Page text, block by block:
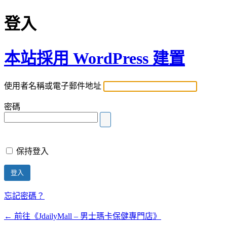
登入
本站採用 WordPress 建置
使用者名稱或電子郵件地址
密碼
保持登入
忘記密碼？
← 前往《JdailyMall – 男士瑪卡保健專門店》